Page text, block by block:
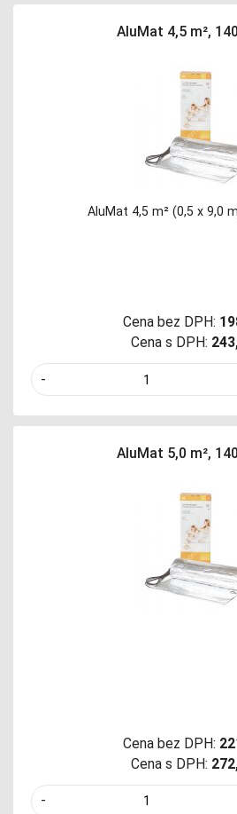
AluMat 4,5 m²,
AluMat 4,5 m² (0,5 x 9,0
Cena bez DPH:
Cena s DPH:
-
AluMat 5,0 m²,
Cena bez DPH:
Cena s DPH:
-